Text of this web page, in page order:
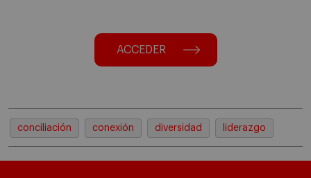
ACCEDER
conciliación conexión diversidad liderazgo